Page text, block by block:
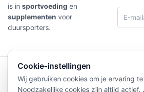
is in sportvoeding en
supplementen voor
duursporters.
4,9/5 Laat een
Cookie-instellingen
Wij gebruiken cookies om je ervaring
Noodzakelijke cookies zijn altijd actief.